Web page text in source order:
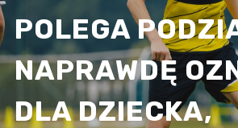
POLEGA
NAPRAWDĘ
DLA DZIECKA,